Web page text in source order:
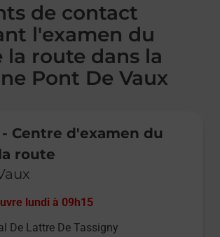
de contact
l'examen du
la route dans la
Pont De Vaux
- Centre d'examen du
route
lundi à 09h15
De Lattre De Tassigny